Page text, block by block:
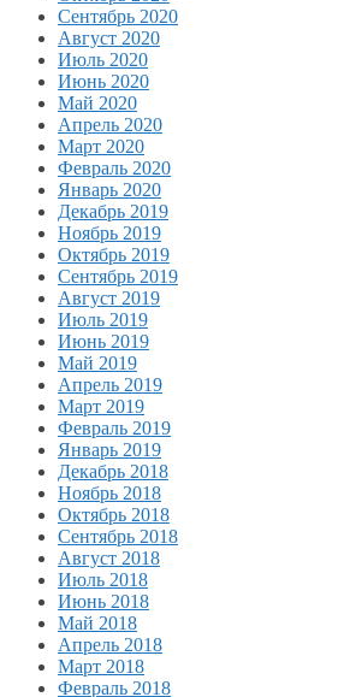
Сентябрь 2020
Август 2020
Июль 2020
Июнь 2020
Май 2020
Апрель 2020
Март 2020
Февраль 2020
Январь 2020
Декабрь 2019
Ноябрь 2019
Октябрь 2019
Сентябрь 2019
Август 2019
Июль 2019
Июнь 2019
Май 2019
Апрель 2019
Март 2019
Февраль 2019
Январь 2019
Декабрь 2018
Ноябрь 2018
Октябрь 2018
Сентябрь 2018
Август 2018
Июль 2018
Июнь 2018
Май 2018
Апрель 2018
Март 2018
Февраль 2018